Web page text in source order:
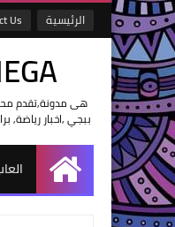
الرئيسية Us
هى مدونة,تقدم
ببجي ,اخبار رياضة,